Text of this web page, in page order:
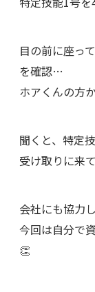
目の前に座っ
を確認…
ホアくんの方
聞くと、特定
受け取りに来
会社にも協力
今回は自分で
👏